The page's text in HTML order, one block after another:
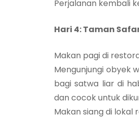
Perjalanan kembali
Hari 4: Taman
Makan pagi di
Mengunjungi obyek
bagi satwa liar di
dan cocok untuk
Makan siang di lokal